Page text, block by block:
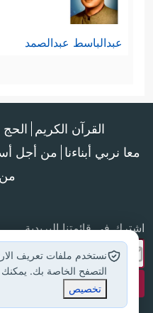
عبدالباسط عبدالصمد
القرآن الكريم الحج
معا نربي أبناءنا من أجل
اشترك في قائمتنا البريدية
نستخدم ملفات تعريف
التصفح الخاصة بك.
تخصيص